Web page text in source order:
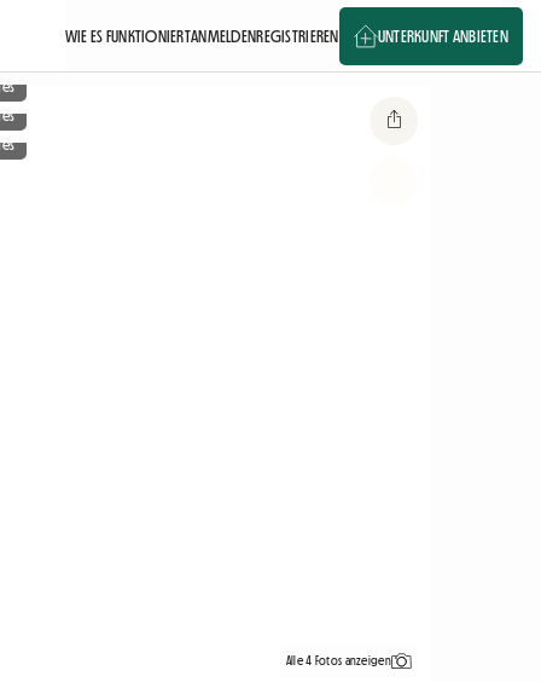
WIE ES FUNKTIONIERTANMELDENREGISTRIEREN UNTERKUNFT ANBIETEN
Alle 4 Fotos anzeigen